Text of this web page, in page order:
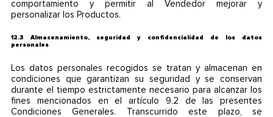
comportamiento y permitir al Vendedor mejorar y
personalizar los Productos.
12.3 Almacenamiento, seguridad y confidencialidad de los datos
personales
Los datos personales recogidos se tratan y almacenan en
condiciones que garantizan su seguridad y se conservan
durante el tiempo estrictamente necesario para alcanzar los
fines mencionados en el artículo 9.2 de las presentes
Condiciones Generales. Transcurrido este plazo, se